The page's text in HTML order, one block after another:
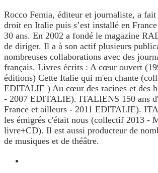
Rocco Femia, éditeur et journaliste, a fait
droit en Italie puis s’est installé en
30 ans. En 2002 a fondé le magazine
de diriger. Il a à son actif plusieurs
nombreuses collaborations avec des
français. Livres écrits : A cœur ouvert
éditions) Cette Italie qui m'en chante
EDITALIE ) Au cœur des racines et des
- 2007 EDITALIE). ITALIENS 150 ans
France et ailleurs - 2011 EDITALIE).
les émigrés c'était nous (collectif 2013 -
livre+CD). Il est aussi producteur de
de musiques et de théâtre.